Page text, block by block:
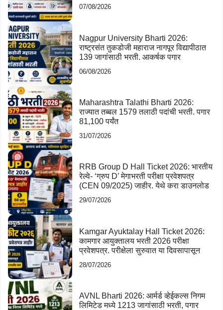
07/08/2026
Nagpur University Bharti 2026:
राष्ट्रसंत तुकडोजी महाराज नागपूर विद्यापीठात
139 जागांसाठी भरती. आकर्षक पगार
06/08/2026
Maharashtra Talathi Bharti 2026:
राज्यात तब्बल 1579 तलाठी पदांची भरती. पगार
81,100 पर्यंत
31/07/2026
RRB Group D Hall Ticket 2026: भारतीय
रेल्वे- ‘ग्रुप D’ मेगाभरती परीक्षा प्रवेशपत्र
(CEN 09/2025) जाहीर. येथे करा डाउनलोड
29/07/2026
Kamgar Ayuktalay Hall Ticket 2026:
कामगार आयुक्तालय भरती 2026 परीक्षा
प्रवेशपत्र. परीक्षेला सुरुवात या दिवसापासून
28/07/2026
AVNL Bharti 2026: आर्मर्ड व्हेईकल्स निगम
लिमिटेड मध्ये 1213 जागांसाठी भरती, पगार